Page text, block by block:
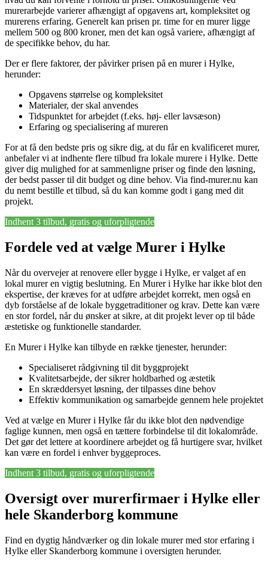
murerarbejde varierer afhængigt af opgavens art, kompleksitet og
murerens erfaring. Generelt kan prisen pr. time for en murer ligge
mellem 500 og 800 kroner, men det kan også variere, afhængigt af
de specifikke behov, du har.
Der er flere faktorer, der påvirker prisen på en murer i Hylke,
herunder:
Opgavens størrelse og kompleksitet
Materialer, der skal anvendes
Tidspunktet for arbejdet (f.eks. høj- eller lavsæson)
Erfaring og specialisering af mureren
For at få den bedste pris og sikre dig, at du får en kvalificeret murer,
anbefaler vi at indhente flere tilbud fra lokale murere i Hylke. Dette
giver dig mulighed for at sammenligne priser og finde den løsning,
der bedst passer til dit budget og dine behov. Via find-murer.nu kan
du nemt bestille et tilbud, så du kan komme godt i gang med dit
projekt.
Indhent 3 tilbud, gratis og uforpligtende
Fordele ved at vælge Murer i Hylke
Når du overvejer at renovere eller bygge i Hylke, er valget af en
lokal murer en vigtig beslutning. En Murer i Hylke har ikke blot den
ekspertise, der kræves for at udføre arbejdet korrekt, men også en
dyb forståelse af de lokale byggetraditioner og krav. Dette kan være
en stor fordel, når du ønsker at sikre, at dit projekt lever op til både
æstetiske og funktionelle standarder.
En Murer i Hylke kan tilbyde en række tjenester, herunder:
Specialiseret rådgivning til dit byggprojekt
Kvalitetsarbejde, der sikrer holdbarhed og æstetik
En skræddersyet løsning, der tilpasses dine behov
Effektiv kommunikation og samarbejde gennem hele projektet
Ved at vælge en Murer i Hylke får du ikke blot den nødvendige
faglige kunnen, men også en tættere forbindelse til dit lokalområde.
Det gør det lettere at koordinere arbejdet og få hurtigere svar, hvilket
kan være en fordel i enhver byggeproces.
Indhent 3 tilbud, gratis og uforpligtende
Oversigt over murerfirmaer i Hylke eller
hele Skanderborg kommune
Find en dygtig håndværker og din lokale murer med stor erfaring i
Hylke eller Skanderborg kommune i oversigten herunder.